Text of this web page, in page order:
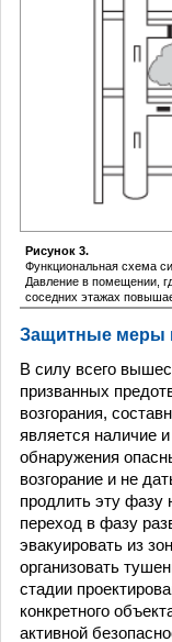
Рисунок 3.
Функциональная схема
Давление в помещении,
соседних этажах
Защитные меры
В силу всего
призванных
возгорания,
является наличие
обнаружения
возгорание и не
продлить эту фазу
переход в фазу
эвакуировать из
организовать
стадии
конкретного
активной